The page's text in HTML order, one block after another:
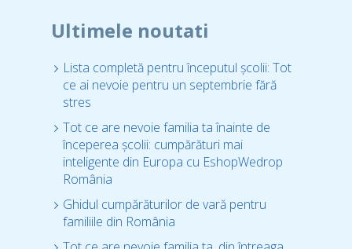
Ultimele noutati
Lista completă pentru începutul școlii: Tot
ce ai nevoie pentru un septembrie fără
stres
Tot ce are nevoie familia ta înainte de
începerea școlii: cumpărături mai
inteligente din Europa cu EshopWedrop
România
Ghidul cumpărăturilor de vară pentru
familiile din România